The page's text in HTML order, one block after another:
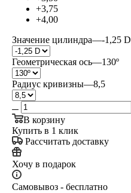
+3,75
+4,00
Значение цилиндра—-1,25 D
Геометрическая ось—130º
Радиус кривизны—8,5
В корзину
Купить в 1 клик
Рассчитать доставку
Хочу в подарок
Самовывоз - бесплатно